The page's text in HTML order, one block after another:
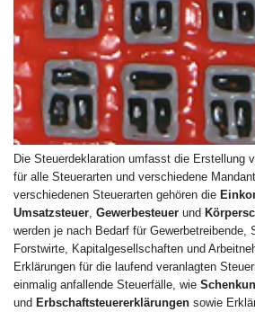
Die Steuerdeklaration umfasst die Erstellung
für alle Steuerarten und verschiedene
verschiedenen Steuerarten gehören die
Umsatzsteuer Gewerbesteuer und
werden je nach Bedarf für Gewerbetreibende,
Forstwirte, Kapitalgesellschaften und
Erklärungen für die laufend veranlagten
einmalig anfallende Steuerfälle, wie
und Erbschaftsteuererklärungen sowie